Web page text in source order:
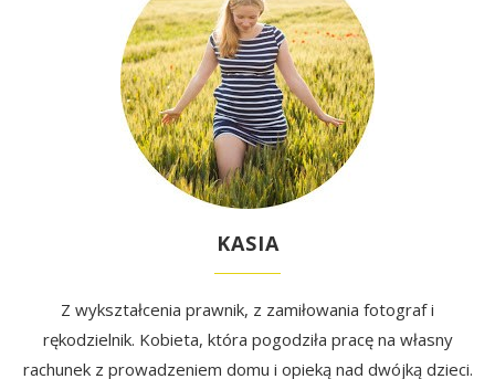
KASIA
Z wykształcenia prawnik, z zamiłowania fotograf i
rękodzielnik. Kobieta, która pogodziła pracę na własny
rachunek z prowadzeniem domu i opieką nad dwójką dzieci.